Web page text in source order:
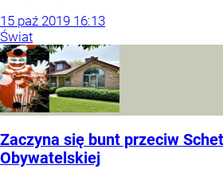
15 paź 2019 16:13
Świat
Zaczyna się bunt przeciw
Obywatelskiej